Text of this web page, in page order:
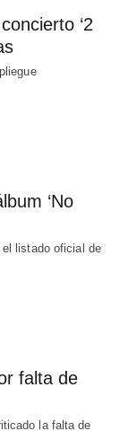
‘2
‘No
listado oficial de
falta de
la falta de